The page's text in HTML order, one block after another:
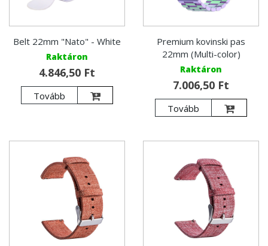
Belt 22mm "Nato" - White
Raktáron
4.846,50 Ft
Tovább
Premium kovinski pas
22mm (Multi-color)
Raktáron
7.006,50 Ft
Tovább